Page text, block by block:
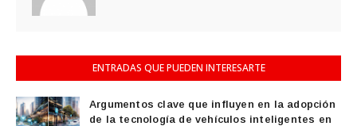
ENTRADAS QUE PUEDEN INTERESARTE
Argumentos clave que influyen en la adopción
de la tecnología de vehículos inteligentes en